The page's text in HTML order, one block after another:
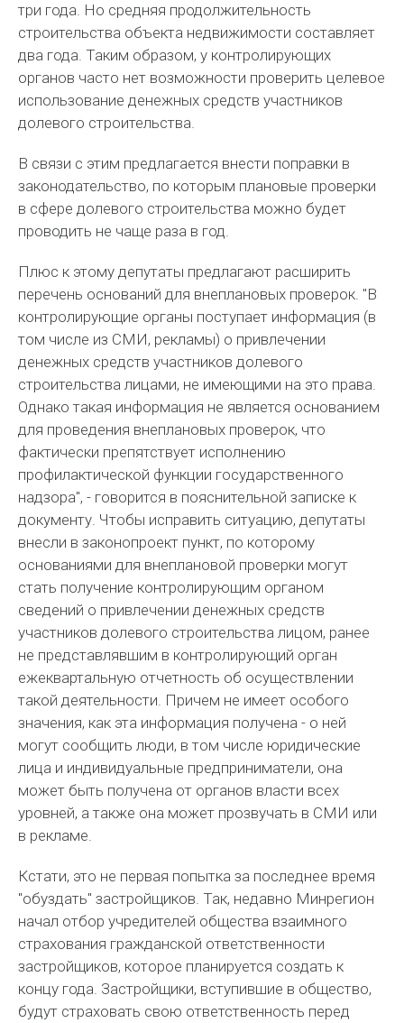
три года. Но средняя продолжительность
строительства объекта недвижимости составляет
два года. Таким образом, у контролирующих
органов часто нет возможности проверить целевое
использование денежных средств участников
долевого строительства.
В связи с этим предлагается внести поправки в
законодательство, по которым плановые проверки
в сфере долевого строительства можно будет
проводить не чаще раза в год.
Плюс к этому депутаты предлагают расширить
перечень оснований для внеплановых проверок. "В
контролирующие органы поступает информация (в
том числе из СМИ, рекламы) о привлечении
денежных средств участников долевого
строительства лицами, не имеющими на это права.
Однако такая информация не является основанием
для проведения внеплановых проверок, что
фактически препятствует исполнению
профилактической функции государственного
надзора", - говорится в пояснительной записке к
документу. Чтобы исправить ситуацию, депутаты
внесли в законопроект пункт, по которому
основаниями для внеплановой проверки могут
стать получение контролирующим органом
сведений о привлечении денежных средств
участников долевого строительства лицом, ранее
не представлявшим в контролирующий орган
ежеквартальную отчетность об осуществлении
такой деятельности. Причем не имеет особого
значения, как эта информация получена - о ней
могут сообщить люди, в том числе юридические
лица и индивидуальные предприниматели, она
может быть получена от органов власти всех
уровней, а также она может прозвучать в СМИ или
в рекламе.
Кстати, это не первая попытка за последнее время
"обуздать" застройщиков. Так, недавно Минрегион
начал отбор учредителей общества взаимного
страхования гражданской ответственности
застройщиков, которое планируется создать к
концу года. Застройщики, вступившие в общество,
будут страховать свою ответственность перед